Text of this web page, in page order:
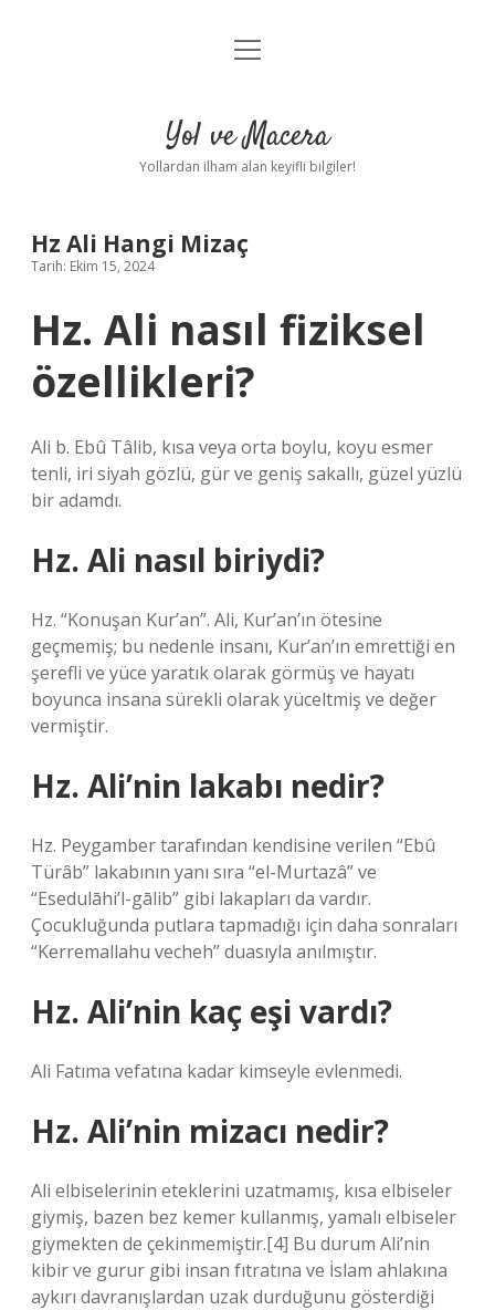
Anasayfa
Yasal Uyarı
menüyü
Yol ve Macera
Yollardan ilham alan keyifli bilgiler!
Hz Ali Hangi Mizaç
Tarih: Ekim 15, 2024
Hz. Ali nasıl fiziksel
özellikleri?
Ali b. Ebû Tâlib, kısa veya orta boylu, koyu esmer
tenli, iri siyah gözlü, gür ve geniş sakallı, güzel yüzlü
bir adamdı.
Hz. Ali nasıl biriydi?
Hz. “Konuşan Kur’an”. Ali, Kur’an’ın ötesine
geçmemiş; bu nedenle insanı, Kur’an’ın emrettiği en
şerefli ve yüce yaratık olarak görmüş ve hayatı
boyunca insana sürekli olarak yüceltmiş ve değer
vermiştir.
Hz. Ali’nin lakabı nedir?
Hz. Peygamber tarafından kendisine verilen “Ebû
Türâb” lakabının yanı sıra “el-Murtazâ” ve
“Esedulāhi’l-gālib” gibi lakapları da vardır.
Çocukluğunda putlara tapmadığı için daha sonraları
“Kerremallahu vecheh” duasıyla anılmıştır.
Hz. Ali’nin kaç eşi vardı?
Ali Fatıma vefatına kadar kimseyle evlenmedi.
Hz. Ali’nin mizacı nedir?
Ali elbiselerinin eteklerini uzatmamış, kısa elbiseler
giymiş, bazen bez kemer kullanmış, yamalı elbiseler
giymekten de çekinmemiştir.[4] Bu durum Ali’nin
kibir ve gurur gibi insan fıtratına ve İslam ahlakına
aykırı davranışlardan uzak durduğunu gösterdiği